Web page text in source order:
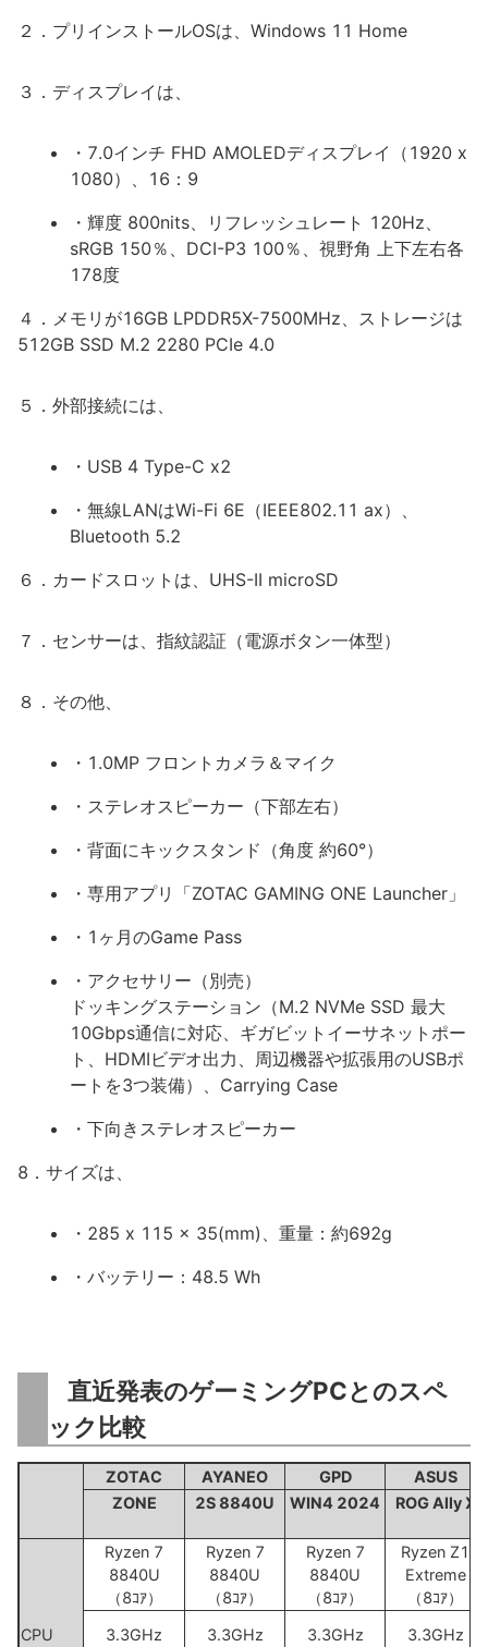
２．プリインストールOSは、Windows 11 Home
３．ディスプレイは、
・7.0インチ FHD AMOLEDディスプレイ（1920 x
1080）、16：9
・輝度 800nits、リフレッシュレート 120Hz、
sRGB 150％、DCI-P3 100％、視野角 上下左右各
178度
４．メモリが16GB LPDDR5X-7500MHz、ストレージは
512GB SSD M.2 2280 PCIe 4.0
５．外部接続には、
・USB 4 Type-C x2
・無線LANはWi-Fi 6E（IEEE802.11 ax）、
Bluetooth 5.2
６．カードスロットは、UHS-II microSD
７．センサーは、指紋認証（電源ボタン一体型）
８．その他、
・1.0MP フロントカメラ＆マイク
・ステレオスピーカー（下部左右）
・背面にキックスタンド（角度 約60°）
・専用アプリ「ZOTAC GAMING ONE Launcher」
・1ヶ月のGame Pass
・アクセサリー（別売）
ドッキングステーション（M.2 NVMe SSD 最大
10Gbps通信に対応、ギガビットイーサネットポー
ト、HDMIビデオ出力、周辺機器や拡張用のUSBポ
ートを3つ装備）、Carrying Case
・下向きステレオスピーカー
8．サイズは、
・285 x 115 x 35(mm)、重量：約692g
・バッテリー：48.5 Wh
直近発表のゲーミングPCとのスペ
ック比較
ZOTAC AYANEO GPD
ASUS
ZONE
2S 8840U WIN4 2024 ROG Ally X
CPU
Ryzen 7
8840U
（8ｺｱ）
Ryzen 7
8840U
（8ｺｱ）
Ryzen 7
8840U
（8ｺｱ）
Ryzen Z1
Extreme
（8ｺｱ）
3.3GHz
3.3GHz
3.3GHz
3.3GHz